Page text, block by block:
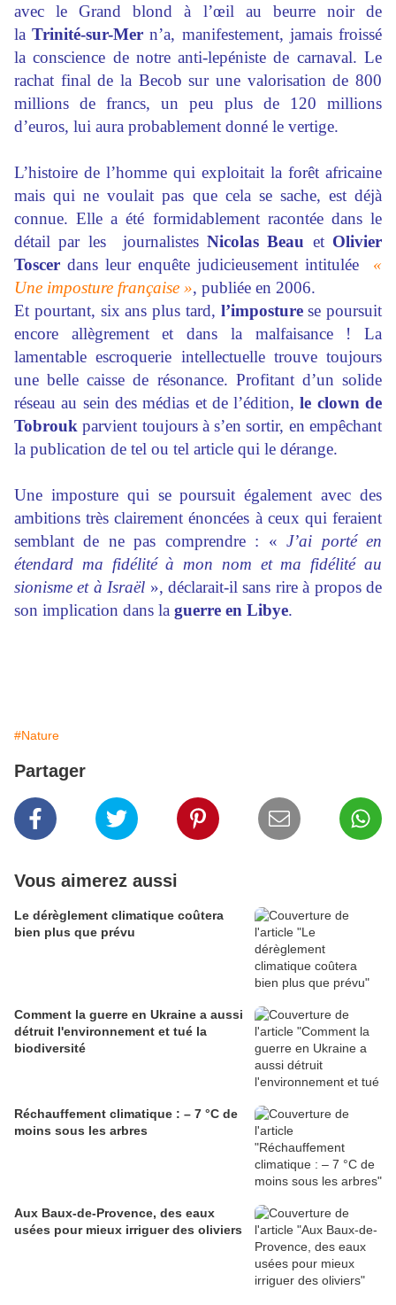
avec le Grand blond à l’œil au beurre noir de
laTrinité-sur-Mer n’a, manifestement, jamais froissé
la conscience de notre anti-lepéniste de carnaval. Le
rachat final de la Becob sur une valorisation de 800
millions de francs, un peu plus de 120 millions
d’euros, lui aura probablement donné le vertige.
L’histoire de l’homme qui exploitait la forêt africaine
mais qui ne voulait pas que cela se sache, est déjà
connue. Elle a été formidablement racontée dans le
détail par les journalistes Nicolas Beau et Olivier
Toscer dans leur enquête judicieusement intitulée «
Une imposture française », publiée en 2006.
Et pourtant, six ans plus tard, l’imposturese poursuit
encore allègrement et dans la malfaisance ! La
lamentable escroquerie intellectuelle trouve toujours
une belle caisse de résonance. Profitant d’un solide
réseau au sein des médias et de l’édition,le clown de
Tobrouk parvient toujours à s’en sortir, en empêchant
la publication de tel ou tel article qui le dérange.
Une imposture qui se poursuit également avec des
ambitions très clairement énoncées à ceux qui feraient
semblant de ne pas comprendre : «J’ai porté en
étendard ma fidélité à mon nom et ma fidélité au
sionisme et à Israël », déclarait-il sans rire à propos de
son implication dans la guerre en Libye.
#Nature
Partager
Vous aimerez aussi
Le dérèglement climatique coûtera
bien plus que prévu
Comment la guerre en Ukraine a aussi
détruit l'environnement et tué la
biodiversité
Réchauffement climatique : – 7 °C de
moins sous les arbres
Aux Baux-de-Provence, des eaux
usées pour mieux irriguer des oliviers